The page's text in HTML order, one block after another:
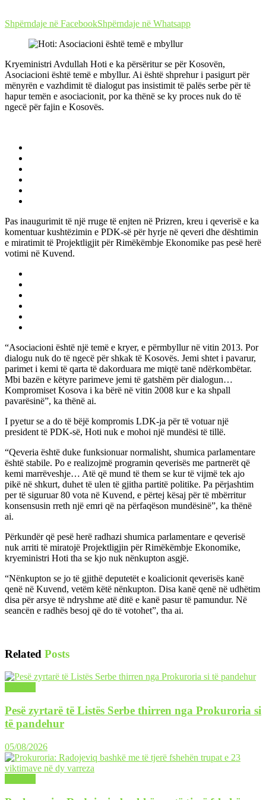
Shpërndaje në FacebookShpërndaje në Whatsapp
Kryeministri Avdullah Hoti e ka përsëritur se për Kosovën,
Asociacioni është temë e mbyllur. Ai është shprehur i pasigurt për
mënyrën e vazhdimit të dialogut pas insistimit të palës serbe për të
hapur temën e asociacionit, por ka thënë se ky proces nuk do të
ngecë për fajin e Kosovës.
Pas inaugurimit të një rruge të enjten në Prizren, kreu i qeverisë e ka
komentuar kushtëzimin e PDK-së për hyrje në qeveri dhe dështimin
e miratimit të Projektligjit për Rimëkëmbje Ekonomike pas pesë herë
votimi në Kuvend.
“Asociacioni është një temë e kryer, e përmbyllur në vitin 2013. Por
dialogu nuk do të ngecë për shkak të Kosovës. Jemi shtet i pavarur,
parimet i kemi të qarta të dakorduara me miqtë tanë ndërkombëtar.
Mbi bazën e këtyre parimeve jemi të gatshëm për dialogun…
Kompromiset Kosova i ka bërë në vitin 2008 kur e ka shpall
pavarësinë”, ka thënë ai.
I pyetur se a do të bëjë kompromis LDK-ja për të votuar një
president të PDK-së, Hoti nuk e mohoi një mundësi të tillë.
“Qeveria është duke funksionuar normalisht, shumica parlamentare
është stabile. Po e realizojmë programin qeverisës me partnerët që
kemi marrëveshje… Atë që mund të them se kur të vijmë tek ajo
pikë në shkurt, duhet të ulen të gjitha partitë politike. Pa përjashtim
per të siguruar 80 vota në Kuvend, e përtej kësaj për të mbërritur
konsensusin rreth një emri që na përfaqëson mundësinë”, ka thënë
ai.
Përkundër që pesë herë radhazi shumica parlamentare e qeverisë
nuk arriti të miratojë Projektligjin për Rimëkëmbje Ekonomike,
kryeministri Hoti tha se kjo nuk nënkupton asgjë.
“Nënkupton se jo të gjithë deputetët e koalicionit qeverisës kanë
qenë në Kuvend, vetëm këtë nënkupton. Disa kanë qenë në udhëtim
disa për arsye të ndryshme atë ditë e kanë pasur të pamundur. Në
seancën e radhës besoj që do të votohet”, tha ai.
Related Posts
Pesë zyrtarë të Listës Serbe thirren nga Prokuroria si
të pandehur
05/08/2026